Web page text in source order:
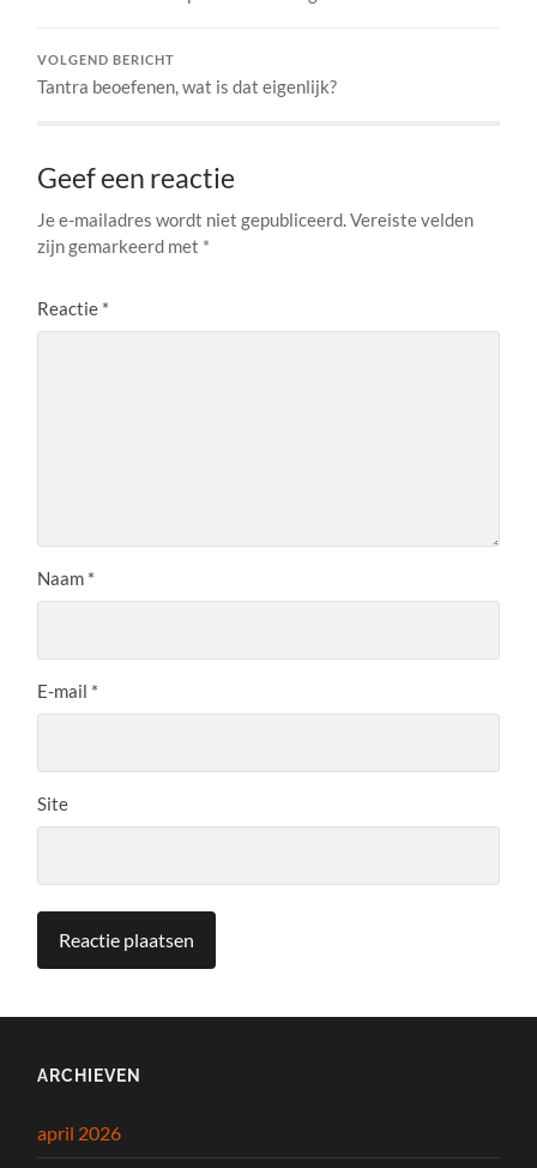
VOLGEND BERICHT
Tantra beoefenen, wat is dat eigenlijk?
Geef een reactie
Je e-mailadres wordt niet gepubliceerd.Vereiste velden
zijn gemarkeerd met *
Reactie *
Naam *
E-mail *
Site
ARCHIEVEN
april 2026